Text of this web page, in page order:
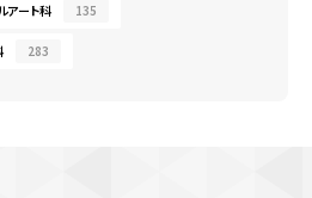
アート科 135
283